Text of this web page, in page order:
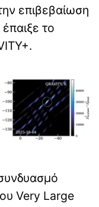
επιβεβαίωση
το
Very Large